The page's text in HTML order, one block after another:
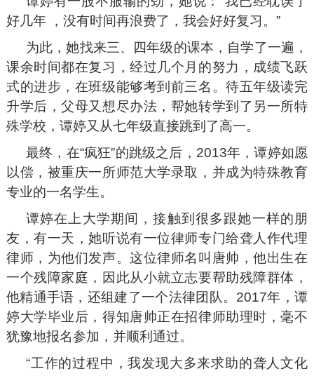
好几年 ，没有时间再浪费了，我会好好复习。”
为此，她找来三、四年级的课本，自学了一遍，
课余时间都在复习，经过几个月的努力，成绩飞跃
式的进步，在班级能够考到前三名。待五年级读完
升学后，父母又想尽办法，帮她转学到了另一所特
殊学校，谭婷又从七年级直接跳到了高一。
最终，在“疯狂”的跳级之后，2013年，谭婷如愿
以偿，被重庆一所师范大学录取，并成为特殊教育
专业的一名学生。
谭婷在上大学期间，接触到很多跟她一样的朋
友，有一天，她听说有一位律师专门给聋人作代理
律师，为他们发声。这位律师名叫唐帅，他出生在
一个残障家庭，因此从小就立志要帮助残障群体，
他精通手语，还组建了一个法律团队。2017年，谭
婷大学毕业后，得知唐帅正在招律师助理时，毫不
犹豫地报名参加，并顺利通过。
“工作的过程中，我发现大多来求助的聋人文化